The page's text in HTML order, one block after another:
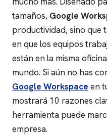
tamaños, Google
productividad, sino que
en que los equipos
están en la misma
mundo. Si aún no has
Google Workspace en
mostrará 10 razones
herramienta puede
empresa.